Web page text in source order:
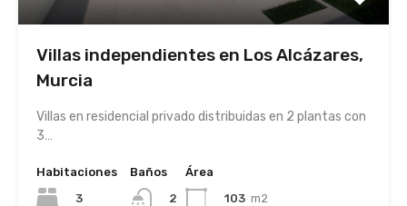
Villas independientes en Los Alcázares,
Murcia
Villas en residencial privado distribuidas en 2 plantas con
3…
Habitaciones
3
Baños
2
Área
103 m2